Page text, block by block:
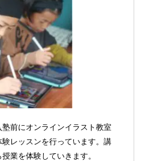
前にオンラインイラスト教室
レッスンを行っています。講
業を体験していきます。